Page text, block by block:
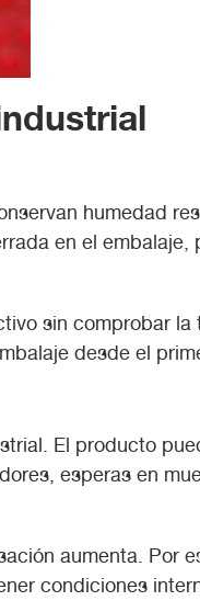
humedad
en el
sin comprobar
desde el
El producto
esperas en
aumenta. Por
condiciones